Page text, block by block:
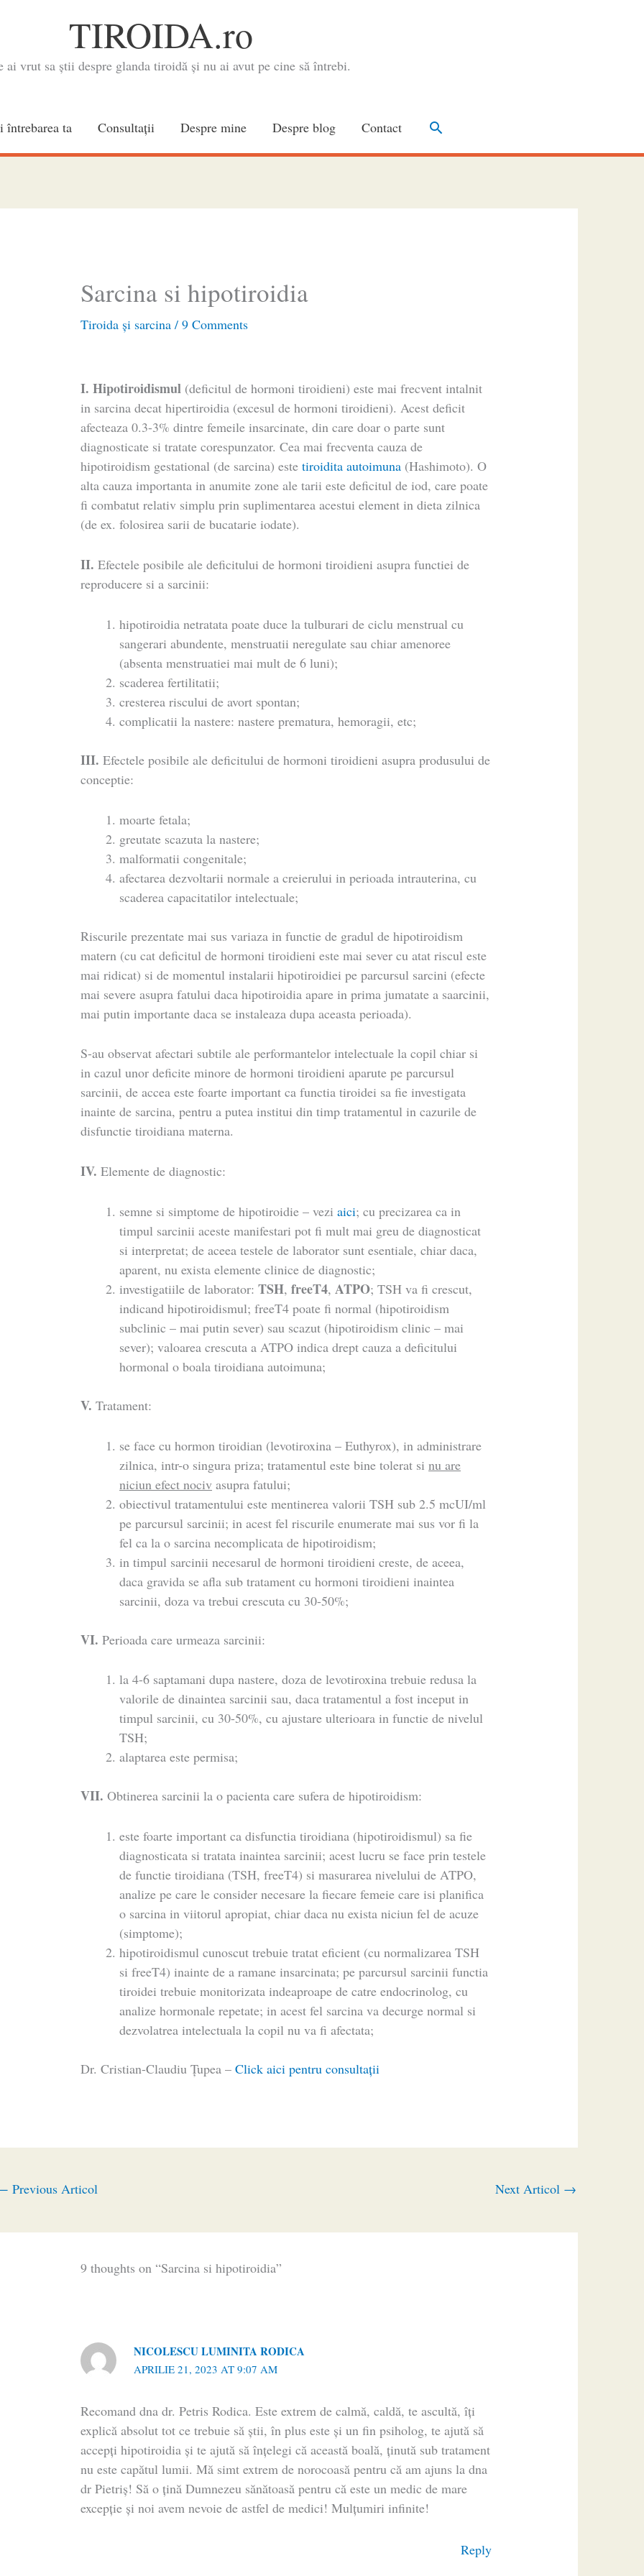
TIROIDA.ro
ai vrut sa știi despre glanda tiroidă și nu ai avut pe cine să întrebi.
întrebarea ta Consultaţii Despre mine Despre blog Contact Search
Sarcina si hipotiroidia
Tiroida și sarcina /9 Comments
I. Hipotiroidismul (deficitul de hormoni tiroidieni) este mai frecvent intalnit
in sarcina decat hipertiroidia (excesul de hormoni tiroidieni). Acest deficit
afecteaza 0.3-3% dintre femeile insarcinate, din care doar o parte sunt
diagnosticate si tratate corespunzator. Cea mai frecventa cauza de
hipotiroidism gestational (de sarcina) estetiroidita autoimuna (Hashimoto). O
alta cauza importanta in anumite zone ale tarii este deficitul de iod, care poate
fi combatut relativ simplu prin suplimentarea acestui element in dieta zilnica
(de ex. folosirea sarii de bucatarie iodate).
II.Efectele posibile ale deficitului de hormoni tiroidieni asupra functiei de
reproducere si a sarcinii:
hipotiroidia netratata poate duce la tulburari de ciclu menstrual cu
sangerari abundente, menstruatii neregulate sau chiar amenoree
(absenta menstruatiei mai mult de 6 luni);
scaderea fertilitatii;
cresterea riscului de avort spontan;
complicatii la nastere: nastere prematura, hemoragii, etc;
III. Efectele posibile ale deficitului de hormoni tiroidieni asupra produsului de
conceptie:
moarte fetala;
greutate scazuta la nastere;
malformatii congenitale;
afectarea dezvoltarii normale a creierului in perioada intrauterina, cu
scaderea capacitatilor intelectuale;
Riscurile prezentate mai sus variaza in functie de gradul de hipotiroidism
matern (cu cat deficitul de hormoni tiroidieni este mai sever cu atat riscul este
mai ridicat) si de momentul instalarii hipotiroidiei pe parcursul sarcini (efecte
mai severe asupra fatului daca hipotiroidia apare in prima jumatate a saarcinii,
mai putin importante daca se instaleaza dupa aceasta perioada).
S-au observat afectari subtile ale performantelor intelectuale la copil chiar si
in cazul unor deficite minore de hormoni tiroidieni aparute pe parcursul
sarcinii, de accea este foarte important ca functia tiroidei sa fie investigata
inainte de sarcina, pentru a putea institui din timp tratamentul in cazurile de
disfunctie tiroidiana materna.
IV. Elemente de diagnostic:
semne si simptome de hipotiroidie – veziaici; cu precizarea ca in
timpul sarcinii aceste manifestari pot fi mult mai greu de diagnosticat
si interpretat; de aceea testele de laborator sunt esentiale, chiar daca,
aparent, nu exista elemente clinice de diagnostic;
investigatiile de laborator:TSH,freeT4,ATPO; TSH va fi crescut,
indicand hipotiroidismul; freeT4 poate fi normal (hipotiroidism
subclinic – mai putin sever) sau scazut (hipotiroidism clinic – mai
sever); valoarea crescuta a ATPO indica drept cauza a deficitului
hormonal o boala tiroidiana autoimuna;
V.Tratament:
se face cu hormon tiroidian (levotiroxina – Euthyrox), in administrare
zilnica, intr-o singura priza; tratamentul este bine tolerat sinu are
niciun efect nociv asupra fatului;
obiectivul tratamentului este mentinerea valorii TSH sub 2.5 mcUI/ml
pe parcursul sarcinii; in acest fel riscurile enumerate mai sus vor fi la
fel ca la o sarcina necomplicata de hipotiroidism;
in timpul sarcinii necesarul de hormoni tiroidieni creste, de aceea,
daca gravida se afla sub tratament cu hormoni tiroidieni inaintea
sarcinii, doza va trebui crescuta cu 30-50%;
VI. Perioada care urmeaza sarcinii:
la 4-6 saptamani dupa nastere, doza de levotiroxina trebuie redusa la
valorile de dinaintea sarcinii sau, daca tratamentul a fost inceput in
timpul sarcinii, cu 30-50%, cu ajustare ulterioara in functie de nivelul
TSH;
alaptarea este permisa;
VII. Obtinerea sarcinii la o pacienta care sufera de hipotiroidism:
este foarte important ca disfunctia tiroidiana (hipotiroidismul) sa fie
diagnosticata si tratata inaintea sarcinii; acest lucru se face prin testele
de functie tiroidiana (TSH, freeT4) si masurarea nivelului de ATPO,
analize pe care le consider necesare la fiecare femeie care isi planifica
o sarcina in viitorul apropiat, chiar daca nu exista niciun fel de acuze
(simptome);
hipotiroidismul cunoscut trebuie tratat eficient (cu normalizarea TSH
si freeT4) inainte de a ramane insarcinata; pe parcursul sarcinii functia
tiroidei trebuie monitorizata indeaproape de catre endocrinolog, cu
analize hormonale repetate; in acest fel sarcina va decurge normal si
dezvolatrea intelectuala la copil nu va fi afectata;
Dr. Cristian-Claudiu Ţupea –Click aici pentru consultaţii
Previous Articol Next Articol →
9 thoughts on “Sarcina si hipotiroidia”
NICOLESCU LUMINITA RODICA
APRILIE 21, 2023 AT 9:07 AM
Recomand dna dr. Petris Rodica. Este extrem de calmă, caldă, te ascultă, îți
explică absolut tot ce trebuie să știi, în plus este și un fin psiholog, te ajută să
accepți hipotiroidia și te ajută să înțelegi că această boală, ținută sub tratament
nu este capătul lumii. Mă simt extrem de norocoasă pentru că am ajuns la dna
dr Pietriș! Să o țină Dumnezeu sănătoasă pentru că este un medic de mare
excepție și noi avem nevoie de astfel de medici! Mulțumiri infinite!
Reply